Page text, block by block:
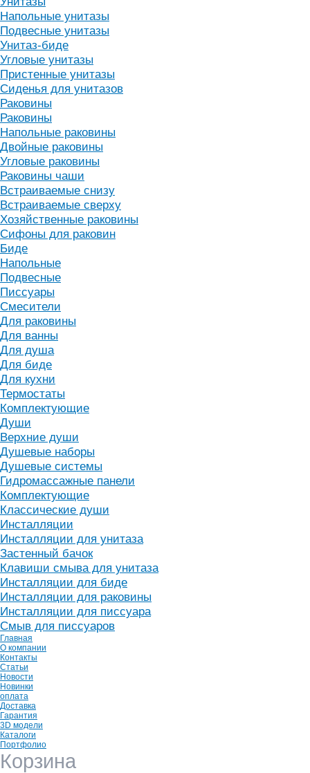
Напольные унитазы
Подвесные унитазы
Унитаз-биде
Угловые унитазы
Пристенные унитазы
Сиденья для унитазов
Раковины
Раковины
Напольные раковины
Двойные раковины
Угловые раковины
Раковины чаши
Встраиваемые снизу
Встраиваемые сверху
Хозяйственные раковины
Сифоны для раковин
Биде
Напольные
Подвесные
Писсуары
Смесители
Для раковины
Для ванны
Для душа
Для биде
Для кухни
Термостаты
Комплектующие
Души
Верхние души
Душевые наборы
Душевые системы
Гидромассажные панели
Комплектующие
Классические души
Инсталляции
Инсталляции для унитаза
Застенный бачок
Клавиши смыва для унитаза
Инсталляции для биде
Инсталляции для раковины
Инсталляции для писсуара
Смыв для писсуаров
Главная
О компании
Контакты
Статьи
Новости
Новинки
оплата
Доставка
Гарантия
3D модели
Каталоги
Портфолио
Корзина